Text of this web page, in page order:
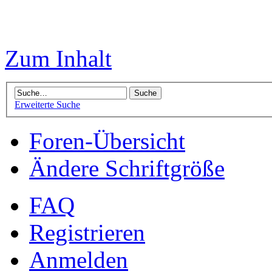
Zum Inhalt
Erweiterte Suche
Foren-Übersicht
Ändere Schriftgröße
FAQ
Registrieren
Anmelden